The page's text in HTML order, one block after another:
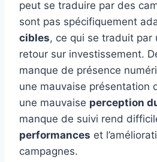
peut se traduire par des
sont pas spécifiquement
cibles, ce qui se traduit par
retour sur investissement.
manque de présence
une mauvaise présentation
une mauvaise perception
manque de suivi rend
performances et
campagnes.